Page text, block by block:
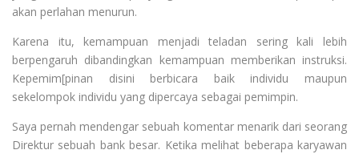
akan perlahan menurun.
Karena itu, kemampuan menjadi teladan sering kali lebih
berpengaruh dibandingkan kemampuan memberikan instruksi.
Kepemim[pinan disini berbicara baik individu maupun
sekelompok individu yang dipercaya sebagai pemimpin.
Saya pernah mendengar sebuah komentar menarik dari seorang
Direktur sebuah bank besar. Ketika melihat beberapa karyawan